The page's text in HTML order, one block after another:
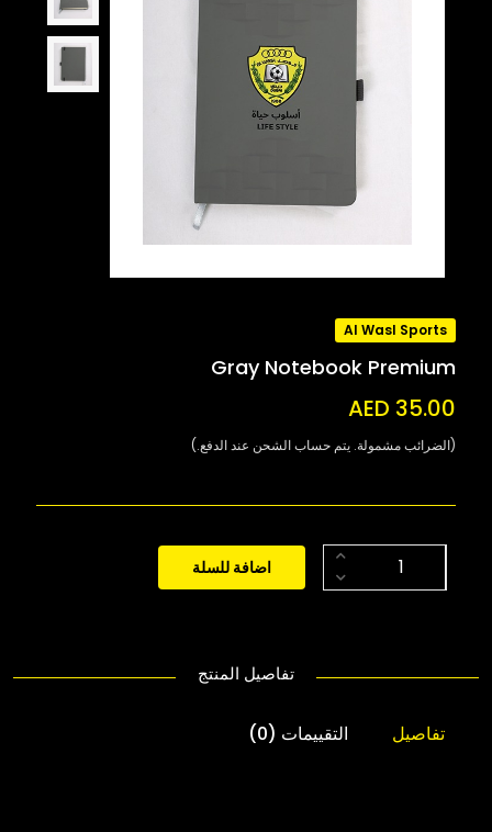
Al Wasl Sports
Gray Notebook Premium
AED 35.00
(الضرائب مشمولة. يتم حساب الشحن عند الدفع.)
اضافة للسلة
تفاصيل المنتج
تفاصيل التقييمات (0)